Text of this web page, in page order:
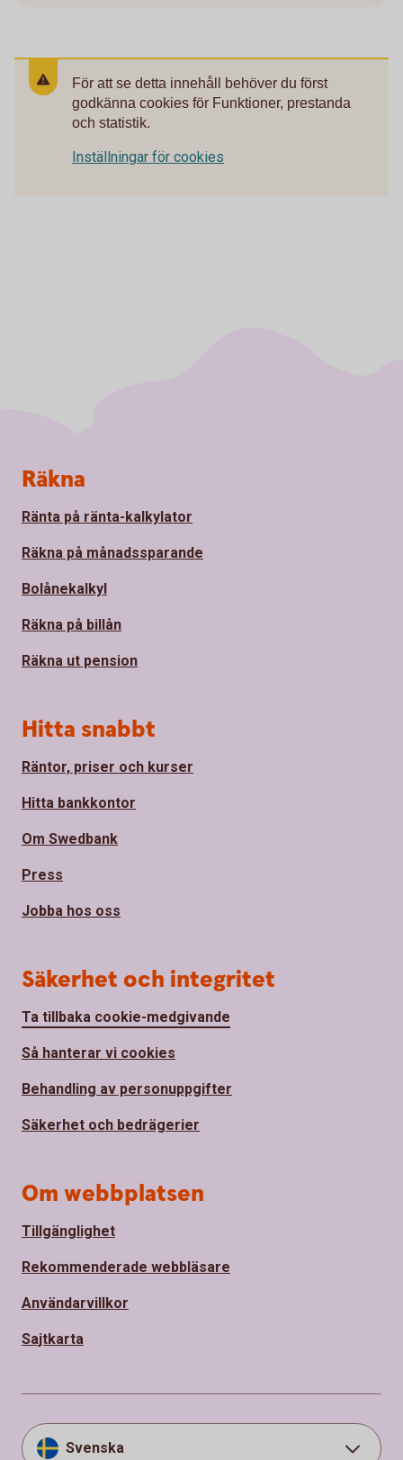
För att se detta innehåll behöver du först
godkänna cookies för Funktioner, prestanda
och statistik.
Inställningar för cookies
Sidfot
Räkna
Ränta på ränta-kalkylator
Räkna på månadssparande
Bolånekalkyl
Räkna på billån
Räkna ut pension
Hitta snabbt
Räntor, priser och kurser
Hitta bankkontor
Om Swedbank
Press
Jobba hos oss
Säkerhet och integritet
Ta tillbaka cookie-medgivande
Så hanterar vi cookies
Behandling av personuppgifter
Säkerhet och bedrägerier
Om webbplatsen
Tillgänglighet
Rekommenderade webbläsare
Användarvillkor
Sajtkarta
Svenska